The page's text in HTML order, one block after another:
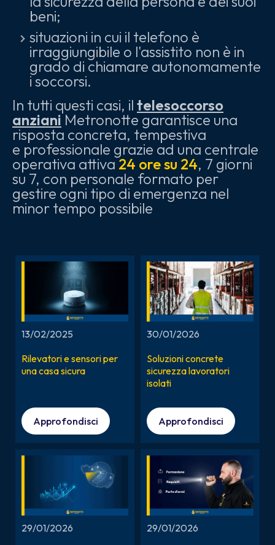
beni;
situazioni in cui il telefono è
irraggiungibile o l'assistito non è in
grado di chiamare autonomamente
i soccorsi.
In tutti questi casi, il telesoccorso
anzianiMetronotte garantisce una
risposta concreta, tempestiva
e professionale grazie ad una centrale
operativa attiva24 ore su 24, 7 giorni
su 7, con personale formato per
gestire ogni tipo di emergenza nel
minor tempo possibile
13/02/2025
Rilevatori e sensori per
una casa sicura
Approfondisci
30/01/2026
Soluzioni concrete
sicurezza lavoratori
isolati
Approfondisci
29/01/2026
29/01/2026